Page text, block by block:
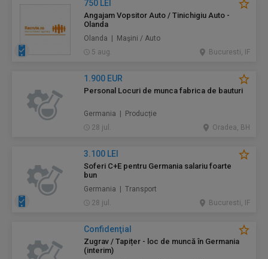
750 LEI
Angajam Vopsitor Auto / Tinichigiu Auto -
Olanda
Olanda | Maşini / Auto
5 aug.
Bucuresti, IF
1.900 EUR
Personal Locuri de munca fabrica de bauturi
Germania | Producție
28 jul.
Oradea, BH
3.100 LEI
Soferi C+E pentru Germania salariu foarte
bun
Germania | Transport
28 jul.
Bucuresti, IF
Confidenţial
Zugrav / Tapițer - loc de muncă în Germania
(interim)